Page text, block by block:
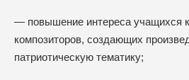
— повышение интереса учащихся к
композиторов, создающих
патриотическую тематику;